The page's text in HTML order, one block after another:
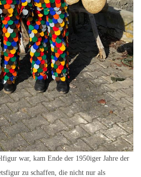
war, kam Ende der 1950iger Jahre der
zu schaffen, die nicht nur als